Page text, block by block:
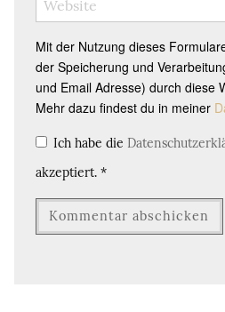
Mit der Nutzung dieses
der Speicherung und
und Email Adresse) durch diese
Mehr dazu findest du in meiner
Ich habe die
akzeptiert. *